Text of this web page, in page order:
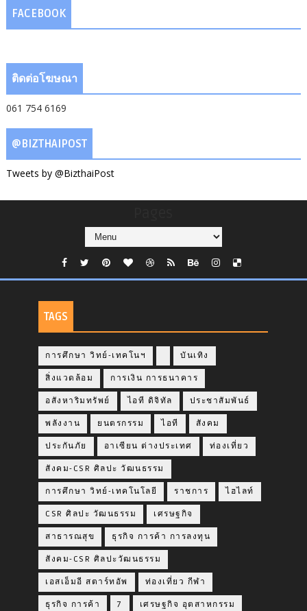
FACEBOOK
ติดต่อโฆษณา
061 754 6169
@BIZTHAIPOST
Tweets by @BizthaiPost
TAGS
การศึกษา วิทย์-เทคโนฯ บันเทิง
สิ่งแวดล้อม การเงิน การธนาคาร
อสังหาริมทรัพย์ ไอที ดิจิทัล ประชาสัมพันธ์
พลังงาน ยนตรกรรม ไอที สังคม
ประกันภัย อาเซียน ต่างประเทศ ท่องเที่ยว
สังคม-CSR ศิลปะ วัฒนธรรม
การศึกษา วิทย์-เทคโนโลยี ราชการ ไฮไลท์
CSR ศิลปะ วัฒนธรรม เศรษฐกิจ
สาธารณสุข ธุรกิจ การค้า การลงทุน
สังคม-CSR ศิลปะวัฒนธรรม
เอสเอ็มอี สตาร์ทอัพ ท่องเที่ยว กีฬา
ธุรกิจ การค้า 7 เศรษฐกิจ อุตสาหกรรม